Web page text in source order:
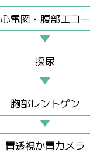
心電図・腹部エコー
採尿
胸部レントゲン
胃透視か胃カメラ